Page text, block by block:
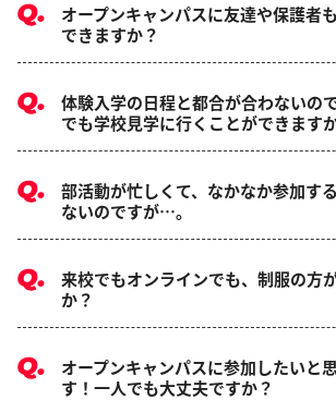
オープンキャンパスに友達や保護者
できますか？
体験入学の日程と都合が合わないの
でも学校見学に行くことができます
部活動が忙しくて、なかなか参加す
ないのですが…。
来校でもオンラインでも、制服の方
か？
オープンキャンパスに参加したいと
す！一人でも大丈夫ですか？